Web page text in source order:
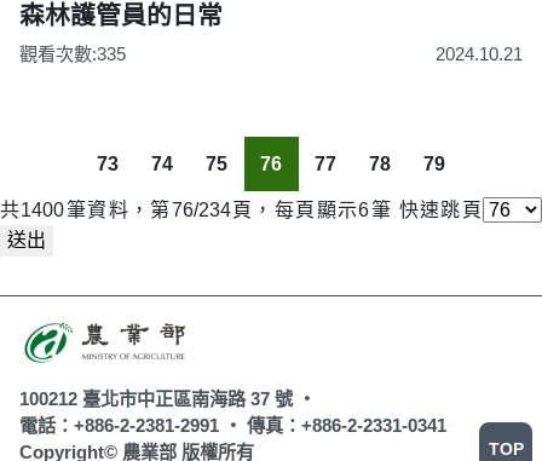
森林護管員的日常
觀看次數:335 2024.10.21
73 74 75 76 77 78 79
共1400筆資料，第76/234頁，每頁顯示6筆 快速跳頁
送出
100212 臺北市中正區南海路 37 號 ‧
電話：+886-2-2381-2991 ‧ 傳真：+886-2-2331-0341
Copyright© 農業部 版權所有
TOP